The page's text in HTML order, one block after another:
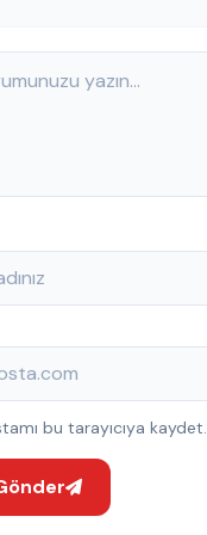
bu tarayıcıya kaydet.